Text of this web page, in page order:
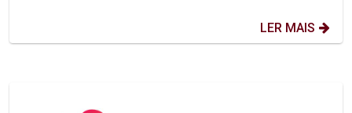
LER MAIS